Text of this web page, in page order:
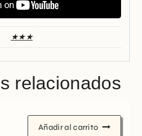
★★★
relacionados
Añadir al carrito